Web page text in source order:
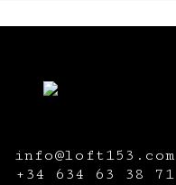
info@loft153.com
+34 634 63 38 71